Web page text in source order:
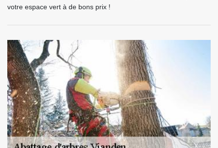
votre espace vert à de bons prix !